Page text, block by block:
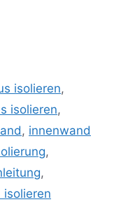
isolieren,
isolieren,
, innenwand
,
,
isolieren